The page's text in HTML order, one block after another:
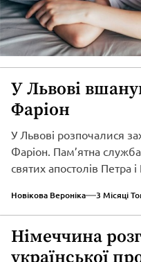
У Львові
Фаріон
У Львові розпочалися
Фаріон. Пам’ятна
святих апостолів Петра і
Новікова Вероніка 3 Місяці
Німеччина
української